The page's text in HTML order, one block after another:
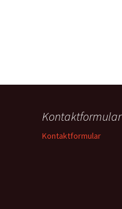
Kontaktformular
Kontaktformular